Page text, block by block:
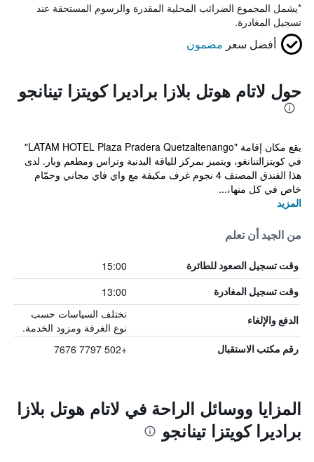
*يشمل المجموع الضرائب المحلية المقدرة والرسوم المستحقة عند
تسجيل المغادرة.
أفضل سعر مضمون
حول لاتام هوتل بلازا براديرا كويتزا تينانجو
يقع مكان إقامة "LATAM HOTEL Plaza Pradera Quetzaltenango"
في كويتزالتنانغو، ويتميز بمركز للياقة البدنية وتراس ومطعم وبار. لدى
هذا الفندق المصنف 4 نجوم غرف مكيفة مع واي فاي مجاني وحمّام
خاص في كل منها،...
المزيد
من الجيد أن تعلم
وقت تسجيل الصعود للطائرة 15:00
وقت تسجيل المغادرة 13:00
الدفع والإلغاء
تختلف السياسات حسب
نوع الغرفة ومزود الخدمة.
رقم مكتب الاستقبال +502 7797 7676
المزايا ووسائل الراحة في لاتام هوتل بلازا
براديرا كويتزا تينانجو